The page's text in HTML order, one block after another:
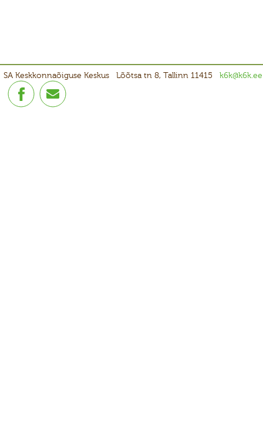
SA Keskkonnaõiguse Keskus Lõõtsa tn 8, Tallinn 11415 k6k@k6k.ee